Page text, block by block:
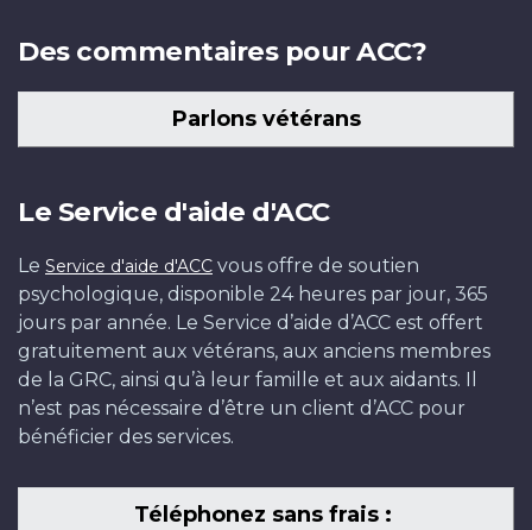
Des commentaires pour ACC?
Parlons vétérans
Le Service d'aide d'ACC
Le Service d'aide d'ACC vous offre de soutien
psychologique, disponible 24 heures par jour, 365
jours par année. Le Service d’aide d’ACC est offert
gratuitement aux vétérans, aux anciens membres
de la GRC, ainsi qu’à leur famille et aux aidants. Il
n’est pas nécessaire d’être un client d’ACC pour
bénéficier des services.
Téléphonez sans frais :